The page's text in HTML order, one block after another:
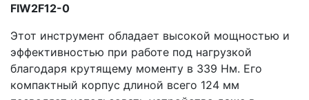
FIW2F12-0
Этот инструмент обладает высокой мощностью и
эффективностью при работе под нагрузкой
благодаря крутящему моменту в 339 Нм. Его
компактный корпус длиной всего 124 мм